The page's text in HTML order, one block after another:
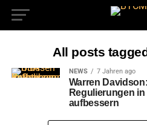
All posts
NEWS 7 Jahren ago
Warren
Regulierungen
aufbessern